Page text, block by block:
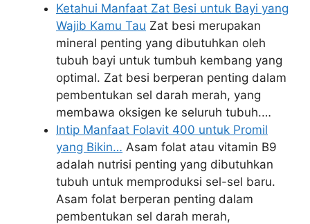
Ketahui Manfaat Zat Besi untuk Bayi yang
Wajib Kamu Tau Zat besi merupakan
mineral penting yang dibutuhkan oleh
tubuh bayi untuk tumbuh kembang yang
optimal. Zat besi berperan penting dalam
pembentukan sel darah merah, yang
membawa oksigen ke seluruh tubuh.…
Intip Manfaat Folavit 400 untuk Promil
yang Bikin… Asam folat atau vitamin B9
adalah nutrisi penting yang dibutuhkan
tubuh untuk memproduksi sel-sel baru.
Asam folat berperan penting dalam
pembentukan sel darah merah,